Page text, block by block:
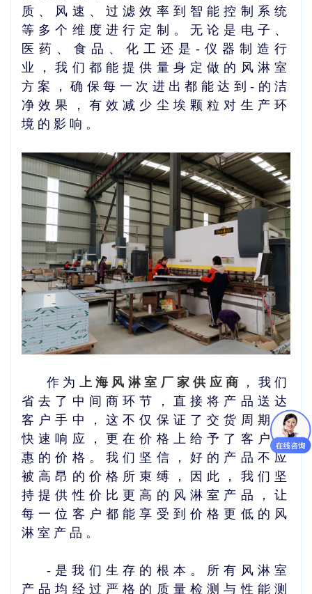
质、风速、过滤效率到智能控制系统
等多个维度进行定制。无论是电子、
医药、食品、化工还是-仪器制造行
业，我们都能提供量身定做的风淋室
方案，确保每一次进出都能达到-的洁
净效果，有效减少尘埃颗粒对生产环
境的影响。
作为 上海风淋室厂家供应商
，我们
省去了中间商环节，直接将产品送达
客户手中，这不仅保证了交货周期的
快速响应，更在价格上给予了客户优
惠的价格。我们坚信，好的产品不应
被高昂的价格所束缚，因此，我们坚
持提供性价比更高的风淋室产品，让
每一位客户都能享受到价格更低的风
淋室产品。
-是我们生存的根本。所有风淋室
产品均经过严格的质量检测与性能测